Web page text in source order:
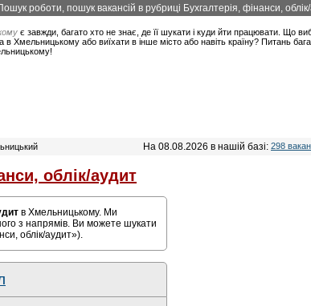
роботи, пошук вакансій в рубриці Бухгалтерія, фінанси,
є завжди, багато хто не знає, де її шукати і куди йти працювати. Що
або виїхати в інше місто або навіть країну? Питань
На 08.08.2026 в нашій базі: 298
облік/аудит
в Хмельницькому. Ми
з напрямів. Ви можете шукати
облік/аудит»).